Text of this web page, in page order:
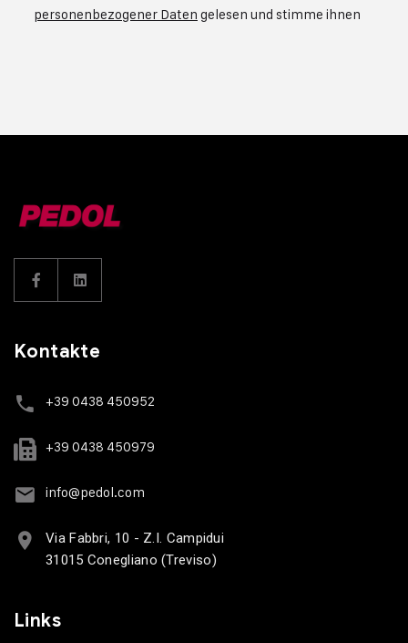
personenbezogener Daten gelesen und stimme ihnen
Kontakte
+39 0438 450952
+39 0438 450979
info@pedol.com
Via Fabbri, 10 - Z.I. Campidui
31015 Conegliano (Treviso)
Links